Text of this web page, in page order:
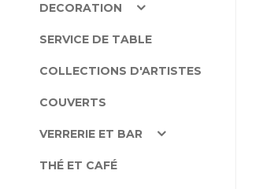
DECORATION
SERVICE DE TABLE
COLLECTIONS D'ARTISTES
COUVERTS
VERRERIE ET BAR
THÉ ET CAFÉ